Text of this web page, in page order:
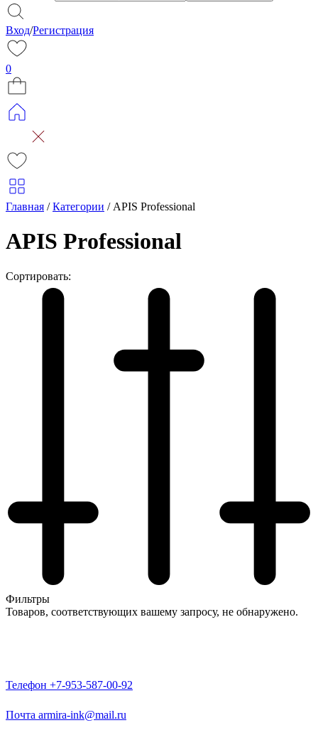
Вход/Регистрация
0
Главная /Категории / APIS Prоfessional
APIS Prоfessional
Сортировать:
Фильтры
Товаров, соответствующих вашему запросу, не обнаружено.
Телефон +7-953-587-00-92
Почта armira-ink@mail.ru